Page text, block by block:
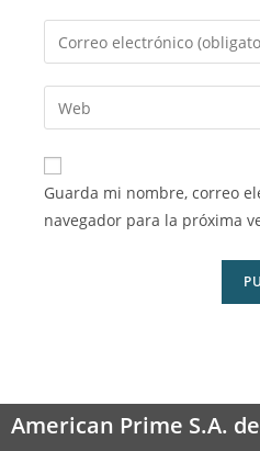
Guarda mi nombre, correo
navegador para la próxima
American Prime S.A.